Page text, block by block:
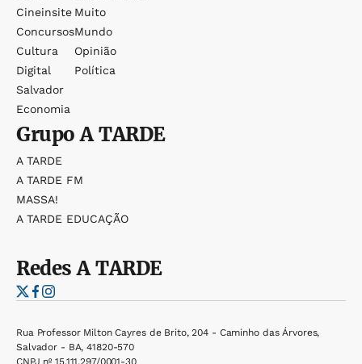
Cineinsite
Concursos
Cultura
Digital
Salvador
Economia
Muito
Mundo
Opinião
Política
GrupoA TARDE
A TARDE
A TARDE FM
MASSA!
A TARDE EDUCAÇÃO
RedesA TARDE
Rua Professor Milton Cayres de Brito, 204 - Caminho das Árvores,
Salvador - BA, 41820-570
CNPJ nº 15.111.297/0001-30